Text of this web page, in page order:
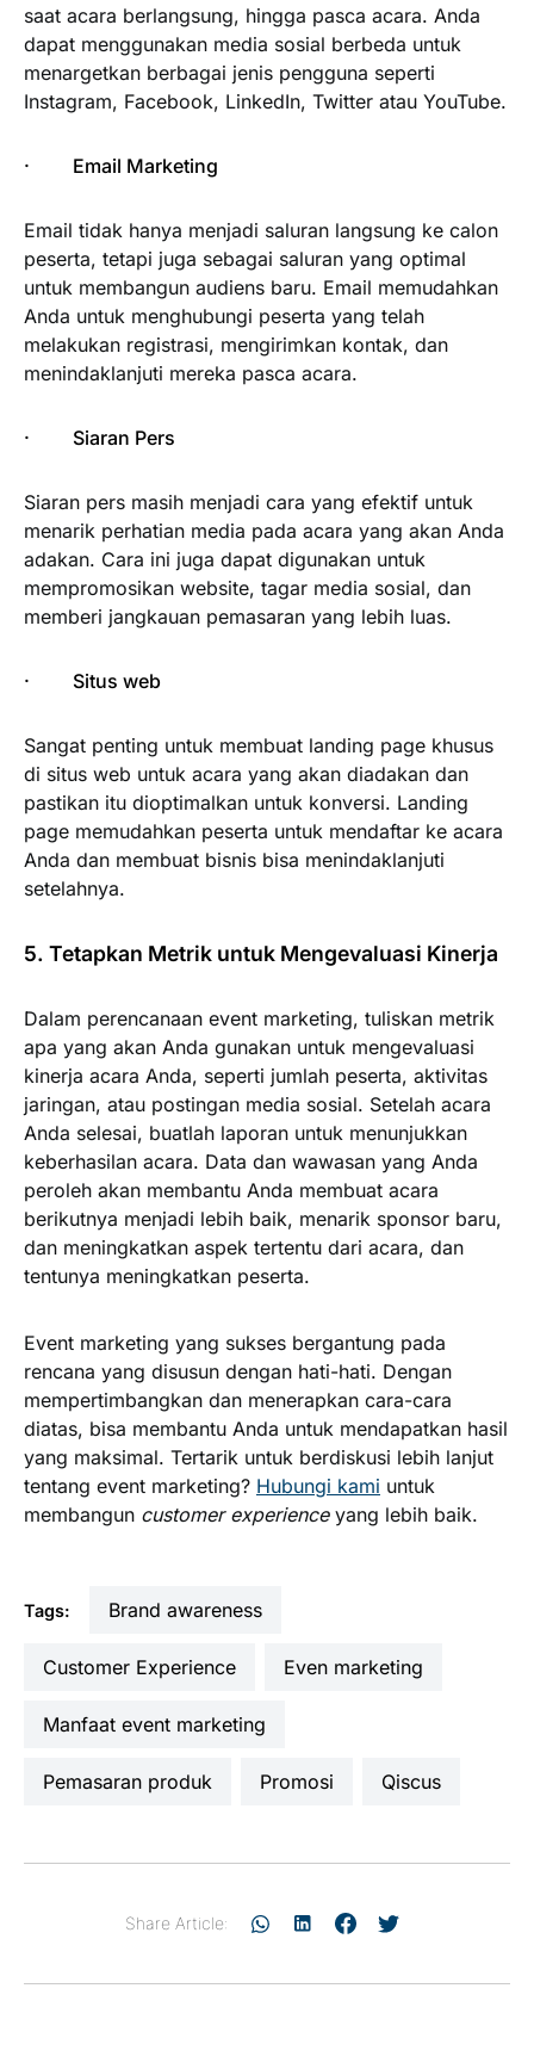
saat acara berlangsung, hingga pasca acara. Anda
dapat menggunakan media sosial berbeda untuk
menargetkan berbagai jenis pengguna seperti
Instagram, Facebook, LinkedIn, Twitter atau YouTube.
· Email Marketing
Email tidak hanya menjadi saluran langsung ke calon
peserta, tetapi juga sebagai saluran yang optimal
untuk membangun audiens baru. Email memudahkan
Anda untuk menghubungi peserta yang telah
melakukan registrasi, mengirimkan kontak, dan
menindaklanjuti mereka pasca acara.
· Siaran Pers
Siaran pers masih menjadi cara yang efektif untuk
menarik perhatian media pada acara yang akan Anda
adakan. Cara ini juga dapat digunakan untuk
mempromosikan website, tagar media sosial, dan
memberi jangkauan pemasaran yang lebih luas.
· Situs web
Sangat penting untuk membuat landing page khusus
di situs web untuk acara yang akan diadakan dan
pastikan itu dioptimalkan untuk konversi. Landing
page memudahkan peserta untuk mendaftar ke acara
Anda dan membuat bisnis bisa menindaklanjuti
setelahnya.
5. Tetapkan Metrik untuk Mengevaluasi Kinerja
Dalam perencanaan event marketing, tuliskan metrik
apa yang akan Anda gunakan untuk mengevaluasi
kinerja acara Anda, seperti jumlah peserta, aktivitas
jaringan, atau postingan media sosial. Setelah acara
Anda selesai, buatlah laporan untuk menunjukkan
keberhasilan acara. Data dan wawasan yang Anda
peroleh akan membantu Anda membuat acara
berikutnya menjadi lebih baik, menarik sponsor baru,
dan meningkatkan aspek tertentu dari acara, dan
tentunya meningkatkan peserta.
Event marketing yang sukses bergantung pada
rencana yang disusun dengan hati-hati. Dengan
mempertimbangkan dan menerapkan cara-cara
diatas, bisa membantu Anda untuk mendapatkan hasil
yang maksimal. Tertarik untuk berdiskusi lebih lanjut
tentang event marketing? Hubungi kami untuk
membangun customer experience yang lebih baik.
Tags: brand awareness
Customer Experience even marketing
manfaat event marketing
pemasaran produk promosi Qiscus
Share Article: